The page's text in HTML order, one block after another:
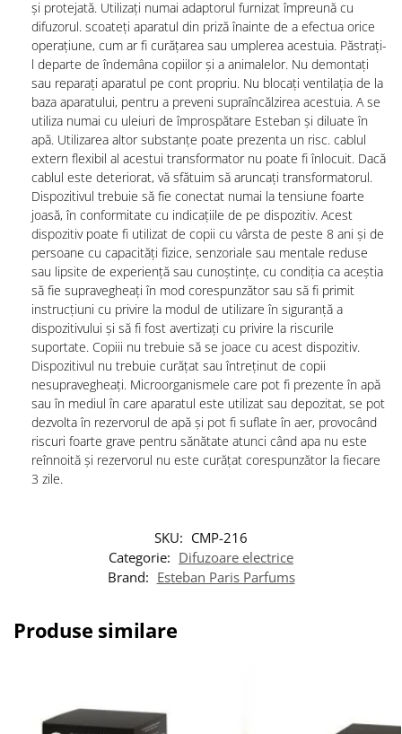
și protejată. Utilizați numai adaptorul furnizat împreună cu
difuzorul. scoateți aparatul din priză înainte de a efectua orice
operațiune, cum ar fi curățarea sau umplerea acestuia. Păstrați-
l departe de îndemâna copiilor și a animalelor. Nu demontați
sau reparați aparatul pe cont propriu. Nu blocați ventilația de la
baza aparatului, pentru a preveni supraîncălzirea acestuia. A se
utiliza numai cu uleiuri de împrospătare Esteban și diluate în
apă. Utilizarea altor substanțe poate prezenta un risc. cablul
extern flexibil al acestui transformator nu poate fi înlocuit. Dacă
cablul este deteriorat, vă sfătuim să aruncați transformatorul.
Dispozitivul trebuie să fie conectat numai la tensiune foarte
joasă, în conformitate cu indicațiile de pe dispozitiv. Acest
dispozitiv poate fi utilizat de copii cu vârsta de peste 8 ani și de
persoane cu capacități fizice, senzoriale sau mentale reduse
sau lipsite de experiență sau cunoștințe, cu condiția ca aceștia
să fie supravegheați în mod corespunzător sau să fi primit
instrucțiuni cu privire la modul de utilizare în siguranță a
dispozitivului și să fi fost avertizați cu privire la riscurile
suportate. Copiii nu trebuie să se joace cu acest dispozitiv.
Dispozitivul nu trebuie curățat sau întreținut de copii
nesupravegheați. Microorganismele care pot fi prezente în apă
sau în mediul în care aparatul este utilizat sau depozitat, se pot
dezvolta în rezervorul de apă și pot fi suflate în aer, provocând
riscuri foarte grave pentru sănătate atunci când apa nu este
reînnoită și rezervorul nu este curățat corespunzător la fiecare
3 zile.
SKU: CMP-216
Categorie: Difuzoare electrice
Brand: Esteban Paris Parfums
Produse similare